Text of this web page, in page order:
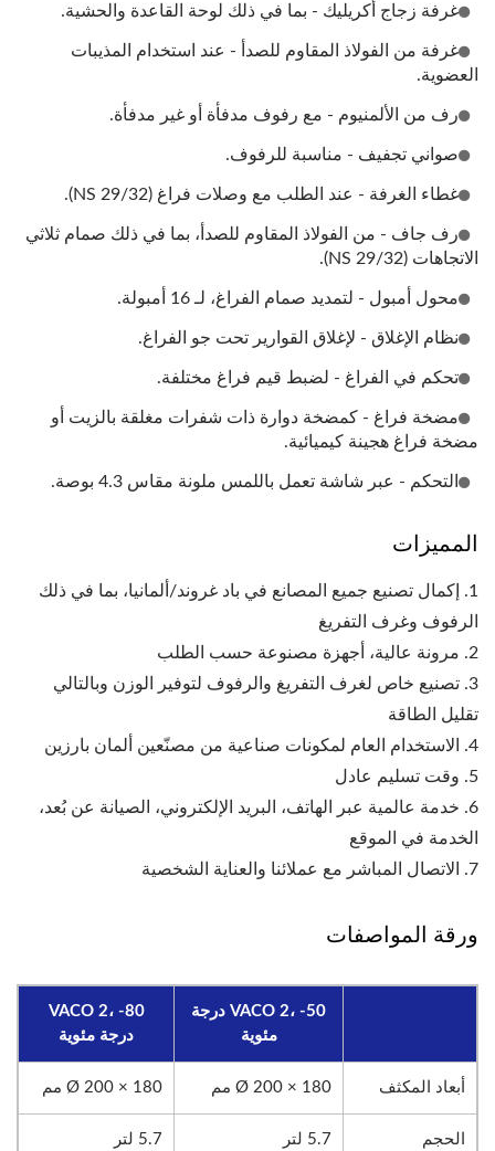
غرفة زجاج أكريليك - بما في ذلك لوحة القاعدة والحشية.
غرفة من الفولاذ المقاوم للصدأ - عند استخدام المذيبات
العضوية.
رف من الألمنيوم - مع رفوف مدفأة أو غير مدفأة.
صواني تجفيف - مناسبة للرفوف.
غطاء الغرفة - عند الطلب مع وصلات فراغ (NS 29/32).
رف جاف - من الفولاذ المقاوم للصدأ، بما في ذلك صمام ثلاثي
الاتجاهات (NS 29/32).
محول أمبول - لتمديد صمام الفراغ، لـ 16 أمبولة.
نظام الإغلاق - لإغلاق القوارير تحت جو الفراغ.
تحكم في الفراغ - لضبط قيم فراغ مختلفة.
مضخة فراغ - كمضخة دوارة ذات شفرات مغلقة بالزيت أو
مضخة فراغ هجينة كيميائية.
التحكم - عبر شاشة تعمل باللمس ملونة مقاس 4.3 بوصة.
المميزات
1. إكمال تصنيع جميع المصانع في باد غروند/ألمانيا، بما في ذلك
الرفوف وغرف التفريغ
2. مرونة عالية، أجهزة مصنوعة حسب الطلب
3. تصنيع خاص لغرف التفريغ والرفوف لتوفير الوزن وبالتالي
تقليل الطاقة
4. الاستخدام العام لمكونات صناعية من مصنّعين ألمان بارزين
5. وقت تسليم عادل
6. خدمة عالمية عبر الهاتف، البريد الإلكتروني، الصيانة عن بُعد،
الخدمة في الموقع
7. الاتصال المباشر مع عملائنا والعناية الشخصية
ورقة المواصفات
VACO 2، -50 درجة
مئوية
VACO 2، -80
درجة مئوية
أبعاد المكثف Ø 200 × 180 مم Ø 200 × 180 مم
الحجم 5.7 لتر 5.7 لتر